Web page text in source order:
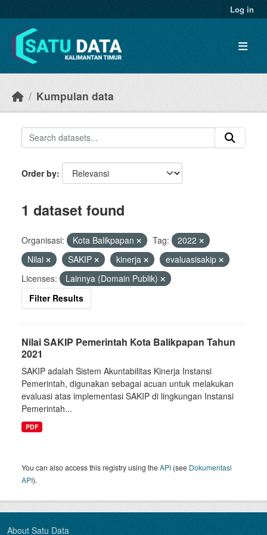
Log in
Kumpulan data
Order by
1 dataset found
Organisasi: Kota Balikpapan Tag:
2022
Nilai
SAKIP kinerja
evaluasisakip
Licenses:
Lainnya (Domain Publik)
Filter Results
Nilai SAKIP Pemerintah Kota Balikpapan Tahun
2021
SAKIP adalah Sistem Akuntabilitas Kinerja Instansi
Pemerintah, digunakan sebagai acuan untuk melakukan
evaluasi atas implementasi SAKIP di lingkungan Instansi
Pemerintah...
PDF
You can also access this registry using theAPI (see Dokumentasi
API).
About Satu Data